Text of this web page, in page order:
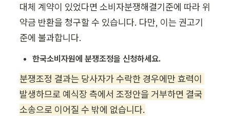
대체 계약이 있었다면 소비자분쟁해결기준에 따라 위
약금 반환을 청구할 수 있습니다. 다만, 이는 권고기
준에 불과합니다.
한국소비자원에 분쟁조정을 신청하세요.
분쟁조정 결과는 당사자가 수락한 경우에만 효력이
발생하므로 예식장 측에서 조정안을 거부하면 결국
소송으로 이어질 수 밖에 없습니다.